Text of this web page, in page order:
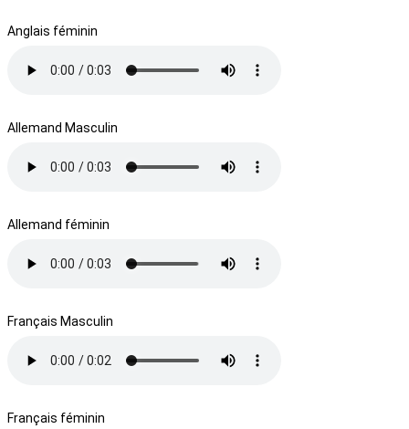
Anglais féminin
Allemand Masculin
Allemand féminin
Français Masculin
Français féminin